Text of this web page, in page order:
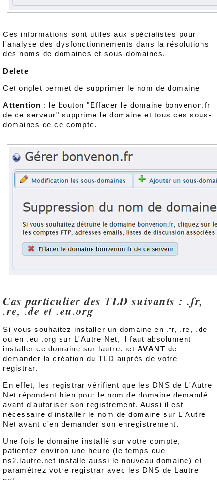
Ces informations sont utiles aux spécialistes pour
l'analyse des dysfonctionnements dans la résolutions
des noms de domaines et sous-domaines.
Delete
Cet onglet permet de supprimer le nom de domaine
Attention : le bouton "Effacer le domaine bonvenon.fr
de ce serveur" supprime le domaine et tous ces sous-
domaines de ce compte.
Cas particulier des TLD suivants : .fr,
.re, .de et .eu.org
Si vous souhaitez installer un domaine en .fr, .re, .de
ou en .eu .org sur L'Autre Net, il faut absolument
installer ce domaine sur lautre.net AVANT de
demander la création du TLD auprès de votre
registrar.
En effet, les registrar vérifient que les DNS de L'Autre
Net répondent bien pour le nom de domaine demandé
avant d'autoriser son registrement. Aussi il est
nécessaire d'installer le nom de domaine sur L'Autre
Net avant d'en demander son enregistrement.
Une fois le domaine installé sur votre compte,
patientez environ une heure (le temps que
ns2.lautre.net installe aussi le nouveau domaine) et
paramétrez votre registrar avec les DNS de Lautre